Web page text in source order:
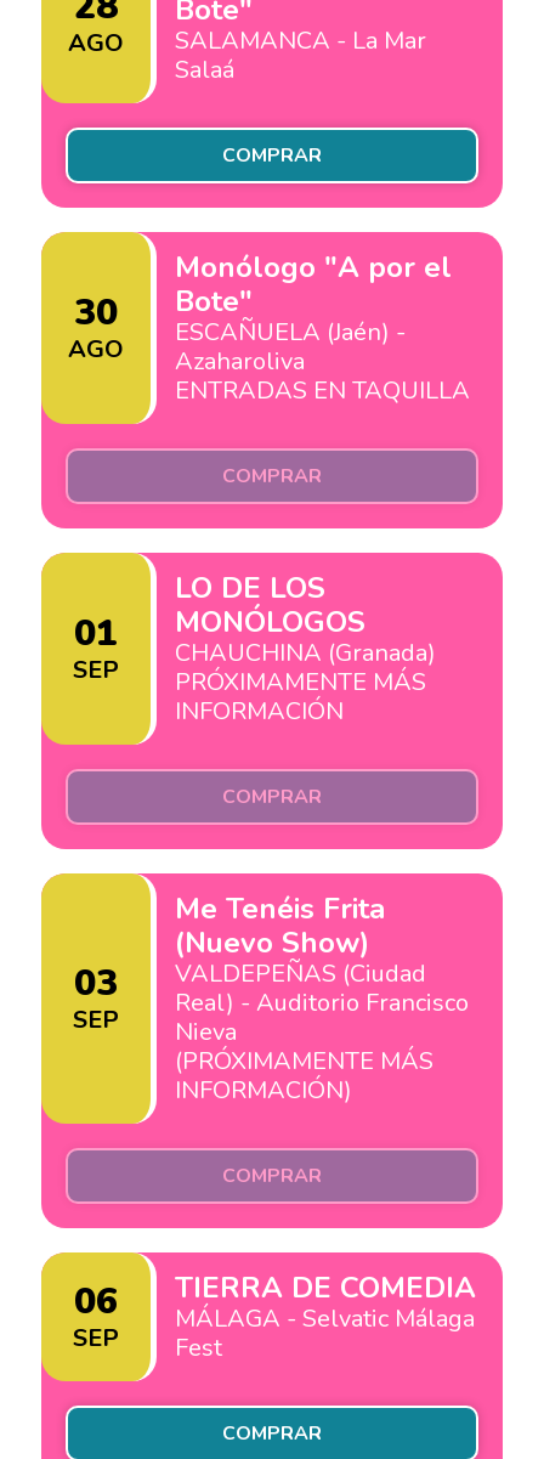
AGO
Bote"
SALAMANCA - La Mar
Salaá
COMPRAR
30
AGO
Monólogo "A por el
Bote"
ESCAÑUELA (Jaén) -
Azaharoliva
ENTRADAS EN TAQUILLA
COMPRAR
01
SEP
LO DE LOS
MONÓLOGOS
CHAUCHINA (Granada)
PRÓXIMAMENTE MÁS
INFORMACIÓN
COMPRAR
03
SEP
Me Tenéis Frita
(Nuevo Show)
VALDEPEÑAS (Ciudad
Real) - Auditorio Francisco
Nieva
(PRÓXIMAMENTE MÁS
INFORMACIÓN)
COMPRAR
06
SEP
TIERRA DE COMEDIA
MÁLAGA - Selvatic Málaga
Fest
COMPRAR